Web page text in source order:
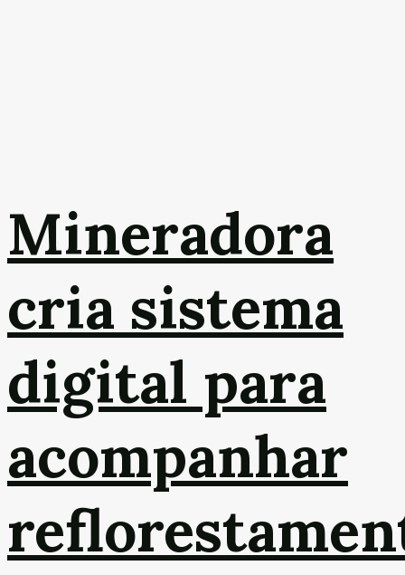
Mineradora
cria sistema
digital para
acompanhar